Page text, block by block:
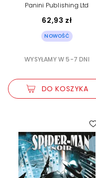
Panini Publishing Ltd
62,93 zł
NOWOŚĆ
WYSYŁAMY W 5-7 DNI
DO KOSZYKA